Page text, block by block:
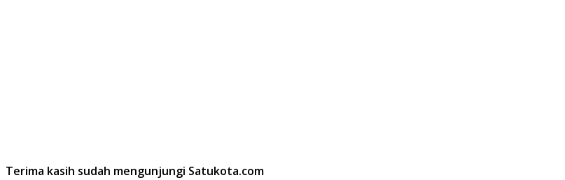
Terima kasih sudah mengunjungi Satukota.com